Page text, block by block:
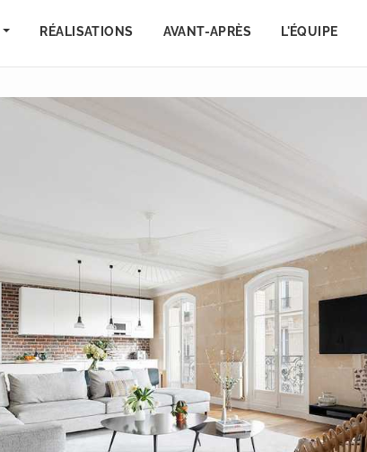
RÉALISATIONS AVANT-APRÈS L'ÉQUIPE